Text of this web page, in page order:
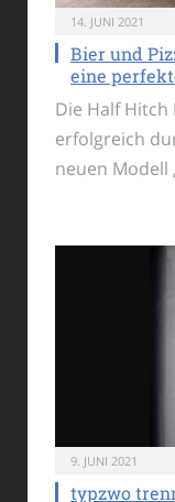
14. JUNI 2021
Bier und
eine
Die Half
erfolgreich
neuen Modell
9. JUNI 2021
typzwo